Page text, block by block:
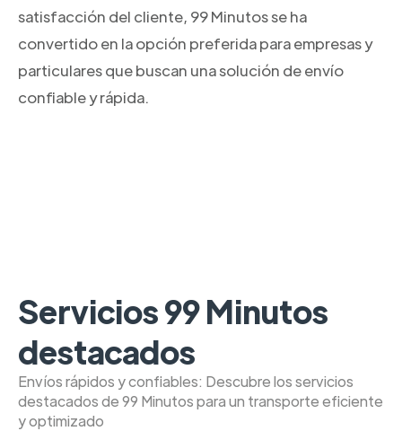
satisfacción del cliente, 99 Minutos se ha
convertido en la opción preferida para empresas y
particulares que buscan una solución de envío
confiable y rápida.
Servicios 99 Minutos
destacados
Envíos rápidos y confiables: Descubre los servicios
destacados de 99 Minutos para un transporte eficiente
y optimizado